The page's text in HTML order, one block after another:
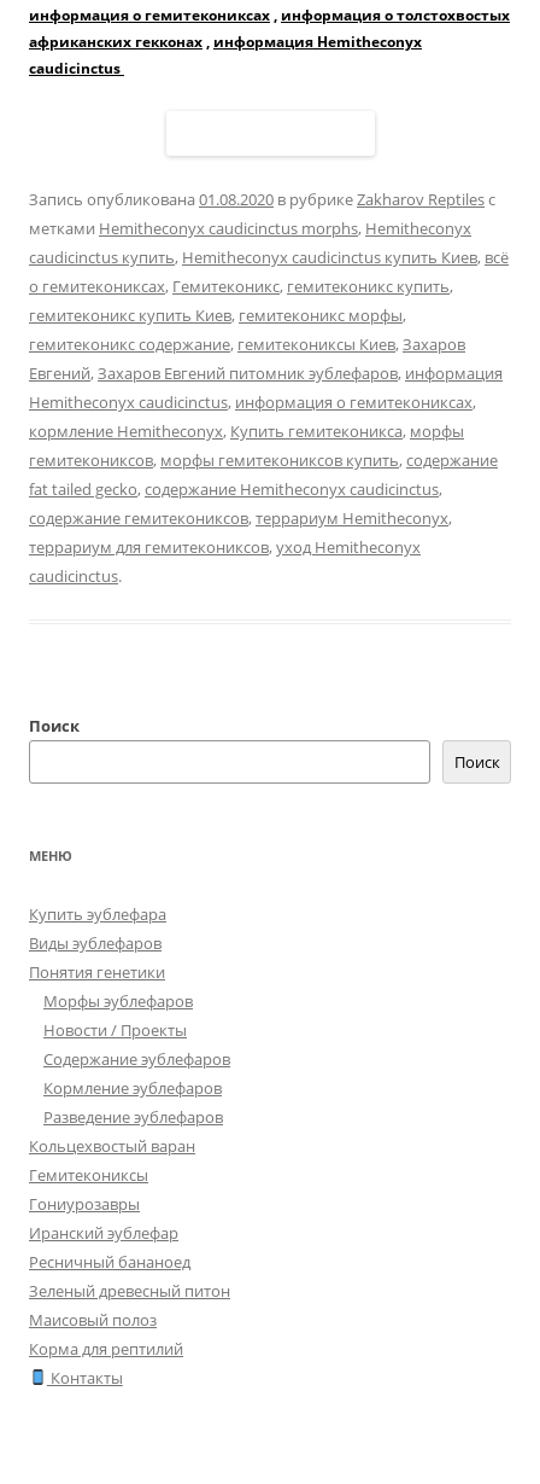
информация о гемитекониксах, информация о толстохвостых
африканских гекконах, информация Hemitheconyx
caudicinctus
Запись опубликована01.08.2020 в рубрикеZakharov Reptilesс
метками Hemitheconyx caudicinctus morphs, Hemitheconyx
caudicinctus купить, Hemitheconyx caudicinctus купить Киев, всё
о гемитекониксах, Гемитеконикс, гемитеконикс купить,
гемитеконикс купить Киев, гемитеконикс морфы,
гемитеконикс содержание, гемитекониксы Киев,Захаров
Евгений,Захаров Евгений питомник эублефаров, информация
Hemitheconyx caudicinctus, информация о гемитекониксах,
кормление Hemitheconyx, Купить гемитеконикса, морфы
гемитекониксов, морфы гемитекониксов купить,содержание
fat tailed gecko,содержание Hemitheconyx caudicinctus,
содержание гемитекониксов,террариум Hemitheconyx,
террариум для гемитекониксов,уход Hemitheconyx
caudicinctus.
Поиск
Поиск
МЕНЮ
Купить эублефара
Виды эублефаров
Понятия генетики
Морфы эублефаров
Новости / Проекты
Содержание эублефаров
Кормление эублефаров
Разведение эублефаров
Кольцехвостый варан
Гемитекониксы
Гониурозавры
Иранский эублефар
Ресничный бананоед
Зеленый древесный питон
Маисовый полоз
Корма для рептилий
Контакты